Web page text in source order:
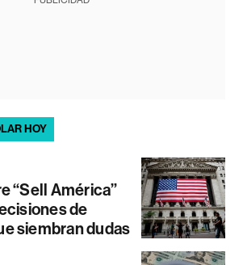
HOY
“Sell América”
de
siembran dudas